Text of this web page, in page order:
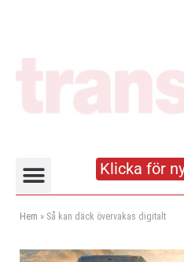
Klicka för
Hem » Så kan däck övervakas digitalt